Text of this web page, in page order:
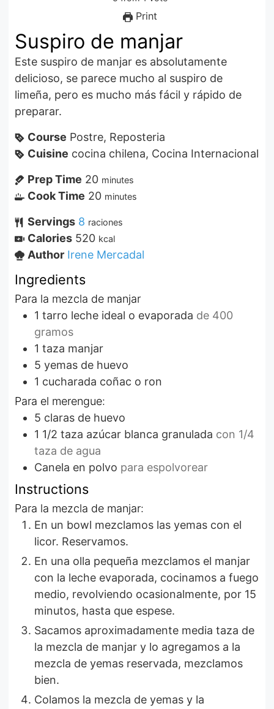
Print
Suspiro de manjar
Este suspiro de manjar es absolutamente
delicioso, se parece mucho al suspiro de
limeña, pero es mucho más fácil y rápido de
preparar.
Course Postre, Reposteria
Cuisine cocina chilena, Cocina Internacional
Prep Time 20 minutes
Cook Time 20 minutes
Servings 8 raciones
Calories 520 kcal
Author Irene Mercadal
Ingredients
Para la mezcla de manjar
1 tarro leche ideal o evaporada de 400
gramos
1 taza manjar
5 yemas de huevo
1 cucharada coñac o ron
Para el merengue:
5 claras de huevo
1 1/2 taza azúcar blanca granulada con 1/4
taza de agua
Canela en polvo para espolvorear
Instructions
Para la mezcla de manjar:
En un bowl mezclamos las yemas con el
licor. Reservamos.
En una olla pequeña mezclamos el manjar
con la leche evaporada, cocinamos a fuego
medio, revolviendo ocasionalmente, por 15
minutos, hasta que espese.
Sacamos aproximadamente media taza de
la mezcla de manjar y lo agregamos a la
mezcla de yemas reservada, mezclamos
bien.
Colamos la mezcla de yemas y la